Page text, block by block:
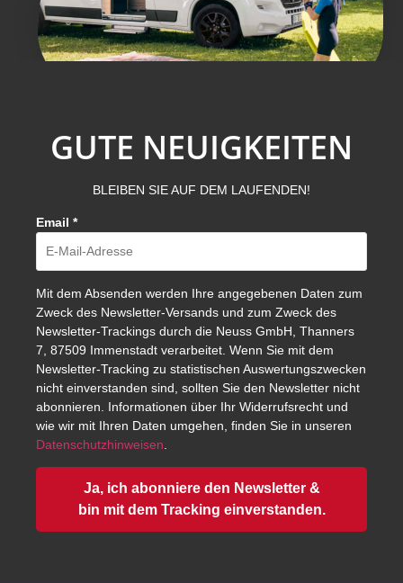
GUTE NEUIGKEITEN
BLEIBEN SIE AUF DEM LAUFENDEN!
Email *
Mit dem Absenden werden Ihre angegebenen Daten zum
Zweck des Newsletter-Versands und zum Zweck des
Newsletter-Trackings durch die Neuss GmbH, Thanners
7, 87509 Immenstadt verarbeitet. Wenn Sie mit dem
Newsletter-Tracking zu statistischen Auswertungszwecken
nicht einverstanden sind, sollten Sie den Newsletter nicht
abonnieren. Informationen über Ihr Widerrufsrecht und
wie wir mit Ihren Daten umgehen, finden Sie in unseren
Datenschutzhinweisen
Ja, ich abonniere den Newsletter &
bin mit dem Tracking einverstanden.